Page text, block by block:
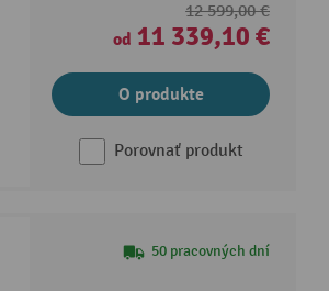
12 599,00 €
od 11 339,10 €
O produkte
Porovnať produkt
50 pracovných dní